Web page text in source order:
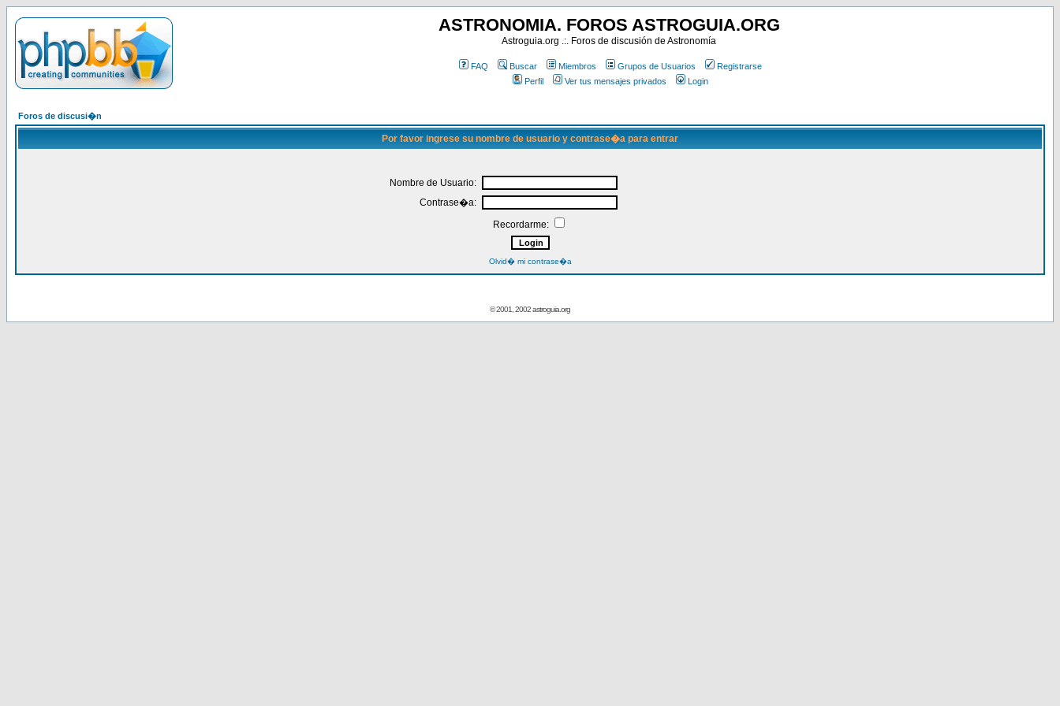
ASTRONOMIA. FOROS ASTROGUIA.ORG
Astroguia.org .:. Foros de discusión de Astronomía
FAQ Buscar Miembros Grupos de Usuarios
Registrarse
Perfil
Ver tus mensajes privados Login
Foros de discusi�n
Por favor ingrese su nombre de usuario y contrase�a para entrar
Nombre de Usuario:
Contrase�a:
Recordarme:
Olvid� mi contrase�a
© 2001, 2002 astroguia.org